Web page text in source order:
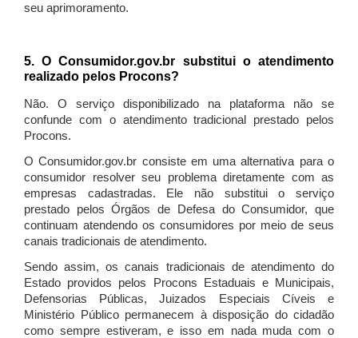
seu aprimoramento.
5. O Consumidor.gov.br substitui o atendimento
realizado pelos Procons?
Não. O serviço disponibilizado na plataforma não se
confunde com o atendimento tradicional prestado pelos
Procons.
O Consumidor.gov.br consiste em uma alternativa para o
consumidor resolver seu problema diretamente com as
empresas cadastradas. Ele não substitui o serviço
prestado pelos Órgãos de Defesa do Consumidor, que
continuam atendendo os consumidores por meio de seus
canais tradicionais de atendimento.
Sendo assim, os canais tradicionais de atendimento do
Estado providos pelos Procons Estaduais e Municipais,
Defensorias Públicas, Juizados Especiais Cíveis e
Ministério Público permanecem à disposição do cidadão
como sempre estiveram, e isso em nada muda com o